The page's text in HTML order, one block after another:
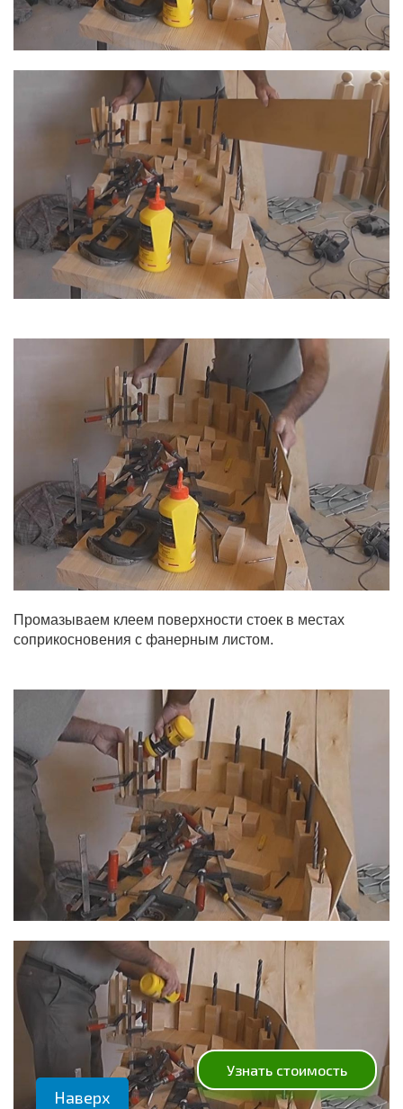
Узнать стоимость
Промазываем клеем поверхности стоек в местах
соприкосновения с фанерным листом.
Наверх